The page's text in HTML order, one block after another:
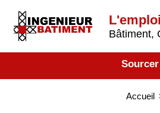
Bâtiment,
Accueil